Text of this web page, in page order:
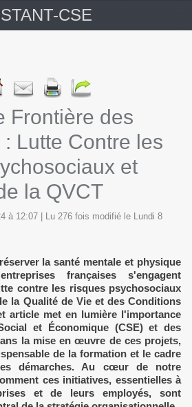
CSE
Frontière des
Lutte Contre les
et
la QVCT
à 12:07 | Lu 276 fois modifié le Lundi 8
la santé mentale et physique
françaises s'engagent
contre les risques psychosociaux
la Qualité de Vie et des Conditions
article met en lumière l'importance
et Économique (CSE) et des
la mise en œuvre de ces projets,
de la formation et le cadre
démarches. Au cœur de notre
ces initiatives, essentielles à
et de leurs employés, sont